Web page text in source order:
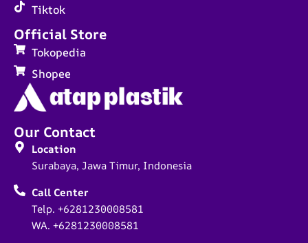
Our Contact
Location
Surabaya, Jawa Timur, Indonesia
Call Center
Telp. +6281230008581
WA. +6281230008581
Official Store
Tokopedia
Shopee
Tiktok